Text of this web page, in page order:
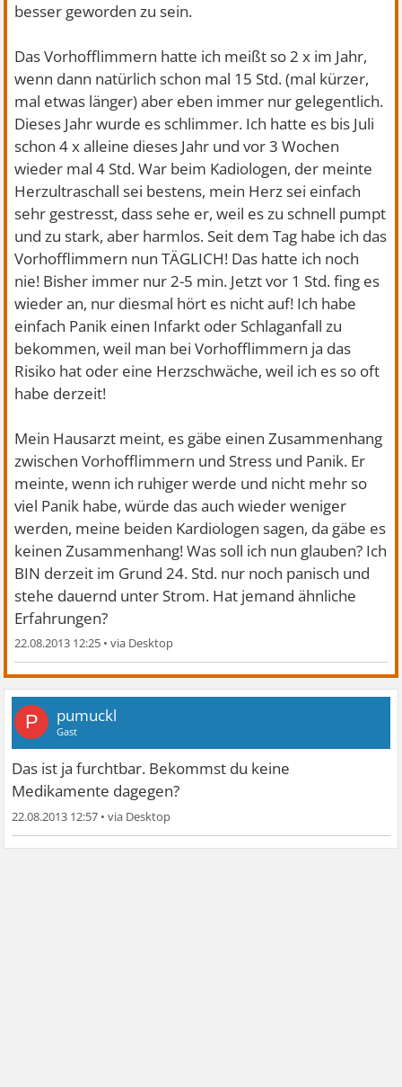
besser geworden zu sein.
Das Vorhofflimmern hatte ich meißt so 2 x im Jahr,
wenn dann natürlich schon mal 15 Std. (mal kürzer,
mal etwas länger) aber eben immer nur gelegentlich.
Dieses Jahr wurde es schlimmer. Ich hatte es bis Juli
schon 4 x alleine dieses Jahr und vor 3 Wochen
wieder mal 4 Std. War beim Kadiologen, der meinte
Herzultraschall sei bestens, mein Herz sei einfach
sehr gestresst, dass sehe er, weil es zu schnell pumpt
und zu stark, aber harmlos. Seit dem Tag habe ich das
Vorhofflimmern nun TÄGLICH! Das hatte ich noch
nie! Bisher immer nur 2-5 min. Jetzt vor 1 Std. fing es
wieder an, nur diesmal hört es nicht auf! Ich habe
einfach Panik einen Infarkt oder Schlaganfall zu
bekommen, weil man bei Vorhofflimmern ja das
Risiko hat oder eine Herzschwäche, weil ich es so oft
habe derzeit!
Mein Hausarzt meint, es gäbe einen Zusammenhang
zwischen Vorhofflimmern und Stress und Panik. Er
meinte, wenn ich ruhiger werde und nicht mehr so
viel Panik habe, würde das auch wieder weniger
werden, meine beiden Kardiologen sagen, da gäbe es
keinen Zusammenhang! Was soll ich nun glauben? Ich
BIN derzeit im Grund 24. Std. nur noch panisch und
stehe dauernd unter Strom. Hat jemand ähnliche
Erfahrungen?
22.08.2013 12:25 •
P pumuckl
Gast
Das ist ja furchtbar. Bekommst du keine
Medikamente dagegen?
22.08.2013 12:57 •